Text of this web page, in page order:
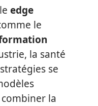
edge
le
la santé
se
la